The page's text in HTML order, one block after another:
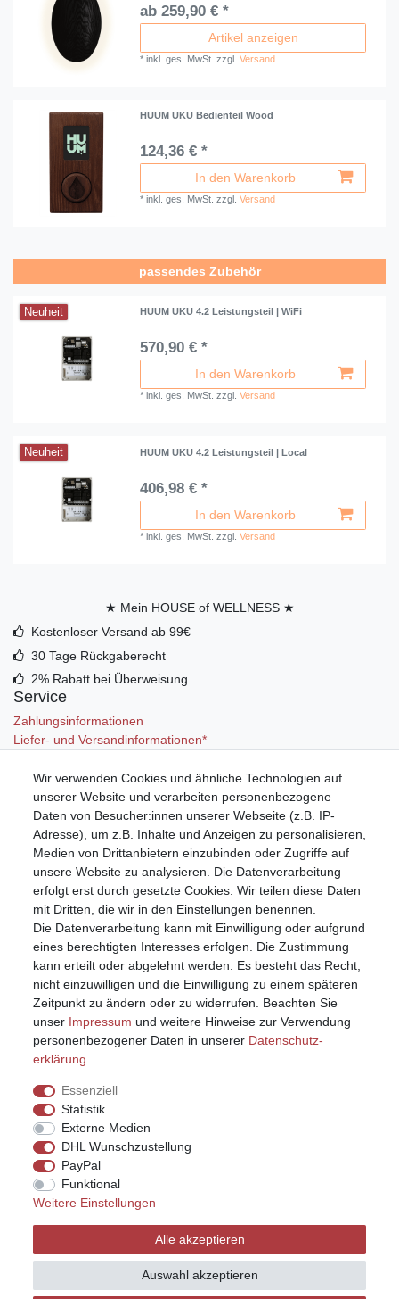
ab 259,90 € *
Artikel anzeigen
*inkl. ges. MwSt. zzgl.Versand
HUUM UKU Bedienteil Wood
124,36 € *
In den Warenkorb
*inkl. ges. MwSt. zzgl.Versand
passendes Zubehör
Neuheit HUUM UKU 4.2 Leistungsteil | WiFi
570,90 € *
In den Warenkorb
*inkl. ges. MwSt. zzgl.Versand
Neuheit HUUM UKU 4.2 Leistungsteil | Local
406,98 € *
In den Warenkorb
*inkl. ges. MwSt. zzgl.Versand
★ Mein HOUSE of WELLNESS ★
Kostenloser Versand ab 99€
30 Tage Rückgaberecht
2% Rabatt bei Überweisung
Service
Zahlungsinformationen
Liefer- und Versandinformationen*
Mein Konto
Registrieren
Anmelden (Login)
Warenkorb
Wir verwenden Cookies und ähnliche Technologien auf
unserer Website und verarbeiten personenbezogene
Daten von Besucher:innen unserer Webseite (z.B. IP-
Adresse), um z.B. Inhalte und Anzeigen zu personalisieren,
Medien von Drittanbietern einzubinden oder Zugriffe auf
unsere Website zu analysieren. Die Datenverarbeitung
erfolgt erst durch gesetzte Cookies. Wir teilen diese Daten
mit Dritten, die wir in den Einstellungen benennen.
Die Datenverarbeitung kann mit Einwilligung oder aufgrund
eines berechtigten Interesses erfolgen. Die Zustimmung
kann erteilt oder abgelehnt werden. Es besteht das Recht,
nicht einzuwilligen und die Einwilligung zu einem späteren
Zeitpunkt zu ändern oder zu widerrufen. Beachten Sie
unser Impressum und weitere Hinweise zur Verwendung
personenbezogener Daten in unserer Daten­schutz­
erklärung
Essenziell
Statistik
Externe Medien
DHL Wunschzustellung
PayPal
Funktional
Weitere Einstellungen
Alle akzeptieren
Auswahl akzeptieren
Vertrag widerrufen